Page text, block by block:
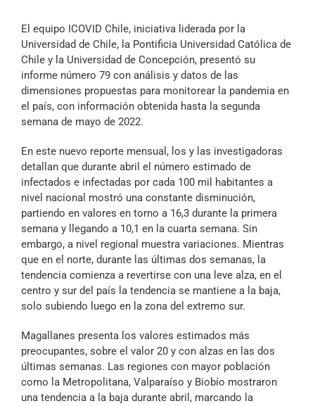
El equipo ICOVID Chile, iniciativa liderada por la
Universidad de Chile, la Pontificia Universidad Católica de
Chile y la Universidad de Concepción, presentó su
informe número 79 con análisis y datos de las
dimensiones propuestas para monitorear la pandemia en
el país, con información obtenida hasta la segunda
semana de mayo de 2022.
En este nuevo reporte mensual, los y las investigadoras
detallan que durante abril el número estimado de
infectados e infectadas por cada 100 mil habitantes a
nivel nacional mostró una constante disminución,
partiendo en valores en torno a 16,3 durante la primera
semana y llegando a 10,1 en la cuarta semana. Sin
embargo, a nivel regional muestra variaciones. Mientras
que en el norte, durante las últimas dos semanas, la
tendencia comienza a revertirse con una leve alza, en el
centro y sur del país la tendencia se mantiene a la baja,
solo subiendo luego en la zona del extremo sur.
Magallanes presenta los valores estimados más
preocupantes, sobre el valor 20 y con alzas en las dos
últimas semanas. Las regiones con mayor población
como la Metropolitana, Valparaíso y Biobío mostraron
una tendencia a la baja durante abril, marcando la